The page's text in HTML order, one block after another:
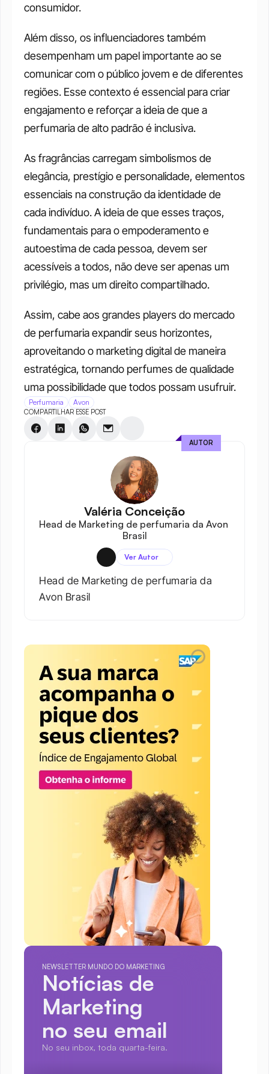
consumidor.
Além disso, os influenciadores também
desempenham um papel importante ao se
comunicar com o público jovem e de diferentes
regiões. Esse contexto é essencial para criar
engajamento e reforçar a ideia de que a
perfumaria de alto padrão é inclusiva.
As fragrâncias carregam simbolismos de
elegância, prestígio e personalidade, elementos
essenciais na construção da identidade de
cada indivíduo. A ideia de que esses traços,
fundamentais para o empoderamento e
autoestima de cada pessoa, devem ser
acessíveis a todos, não deve ser apenas um
privilégio, mas um direito compartilhado.
Assim, cabe aos grandes players do mercado
de perfumaria expandir seus horizontes,
aproveitando o marketing digital de maneira
estratégica, tornando perfumes de qualidade
uma possibilidade que todos possam usufruir.
Perfumaria Avon
COMPARTILHAR ESSE POST
Valéria Conceição
Head de Marketing de perfumaria da Avon
Brasil
Ver Autor
Head de Marketing de perfumaria da
Avon Brasil
AUTOR
NEWSLETTER MUNDO DO MARKETING
Notícias de
Marketing
no seu email
No seu inbox, toda quarta-feira.